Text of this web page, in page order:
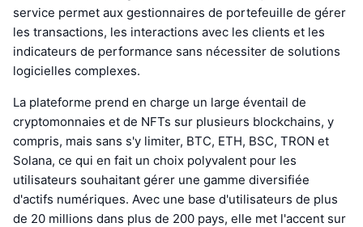
service permet aux gestionnaires de portefeuille de gérer
les transactions, les interactions avec les clients et les
indicateurs de performance sans nécessiter de solutions
logicielles complexes.
La plateforme prend en charge un large éventail de
cryptomonnaies et de NFTs sur plusieurs blockchains, y
compris, mais sans s'y limiter, BTC, ETH, BSC, TRON et
Solana, ce qui en fait un choix polyvalent pour les
utilisateurs souhaitant gérer une gamme diversifiée
d'actifs numériques. Avec une base d'utilisateurs de plus
de 20 millions dans plus de 200 pays, elle met l'accent sur